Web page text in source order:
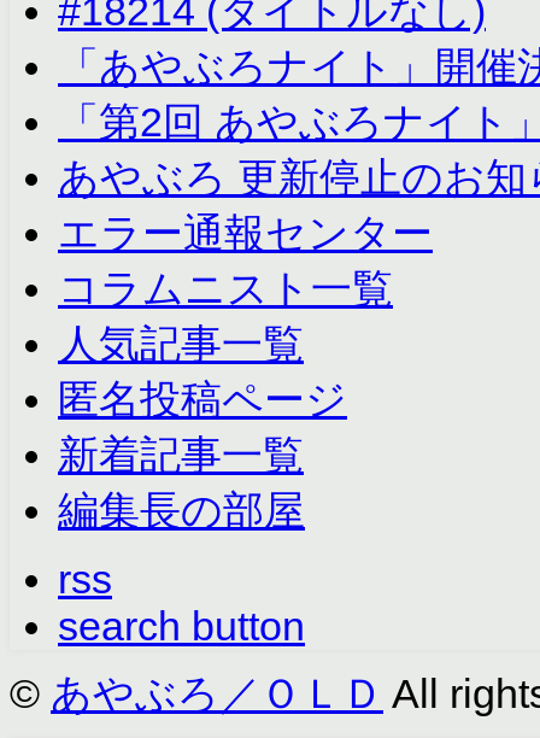
#18214 (タイトルなし)
「あやぶろナイト」開催
「第2回 あやぶろナイト
あやぶろ 更新停止のお知
エラー通報センター
コラムニスト一覧
人気記事一覧
匿名投稿ページ
新着記事一覧
編集長の部屋
rss
search button
© あやぶろ／ＯＬＤ All